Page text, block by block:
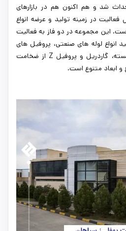
شد و هم اکنون هم در بازارهای
در زمینه تولید و عرضه انواع
این مجموعه در دو فاز به فعالیت
لوله ‌های صنعتی، پروفیل ‌های
صنعتی و ساختمانی باز و بسته، گاردریل و پروفیل Z از ضخامت